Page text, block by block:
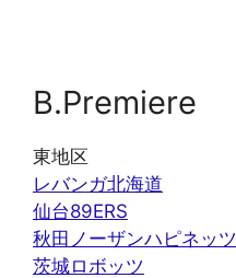
B.Premiere
東地区
レバンガ北海道
仙台89ERS
秋田ノーザンハピネッツ
茨城ロボッツ